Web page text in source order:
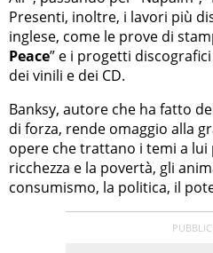
Presenti, inoltre, i lavori più
inglese, come le prove di
Peace” e i progetti
dei vinili e dei CD.
Banksy, autore che ha fatto
di forza, rende omaggio alla
opere che trattano i temi a lui
ricchezza e la povertà, gli
consumismo, la politica, il